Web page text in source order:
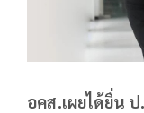
อคส.เผยได้ยื่น